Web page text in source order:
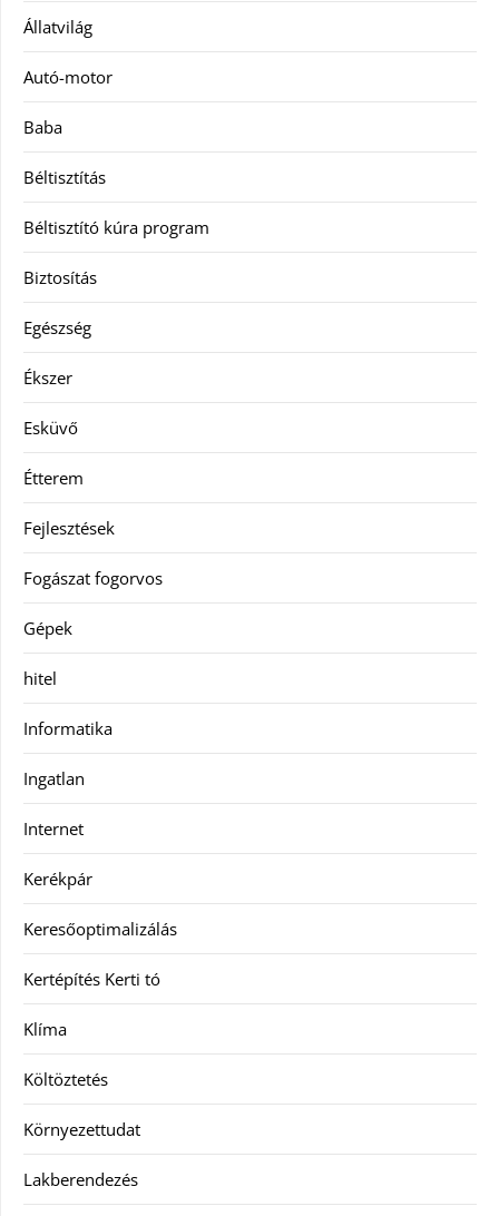
Állatvilág
Autó-motor
Baba
Béltisztítás
Béltisztító kúra program
Biztosítás
Egészség
Ékszer
Esküvő
Étterem
Fejlesztések
Fogászat fogorvos
Gépek
hitel
Informatika
Ingatlan
Internet
Kerékpár
Keresőoptimalizálás
Kertépítés Kerti tó
Klíma
Költöztetés
Környezettudat
Lakberendezés